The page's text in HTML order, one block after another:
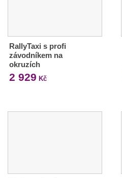
RallyTaxi s profi
závodníkem na
okruzích
2 929 Kč